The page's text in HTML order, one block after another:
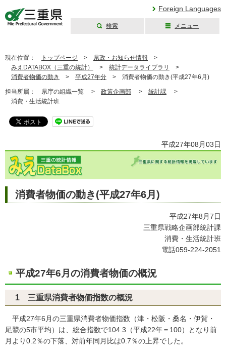
Foreign Languages
検索 メニュー
現在位置： トップページ > 県政・お知らせ情報 >
みえDATABOX（三重の統計）
> 統計データライブラリ
>
消費者物価の動き
> 平成27年分 > 消費者物価の動き(平成27年6月)
担当所属： 県庁の組織一覧 > 政策企画部 > 統計課 >
消費・生活統計班
平成27年08月03日
消費者物価の動き(平成27年6月)
平成27年8月7日
三重県戦略企画部統計課
消費・生活統計班
電話059-224-2051
平成27年6月の消費者物価の概況
1 三重県消費者物価指数の概況
平成27年6月の三重県消費者物価指数（津・松阪・桑名・伊賀・
尾鷲の5市平均）は、総合指数で104.3（平成22年＝100）となり前
月より0.2％の下落、対前年同月比は0.7％の上昇でした。